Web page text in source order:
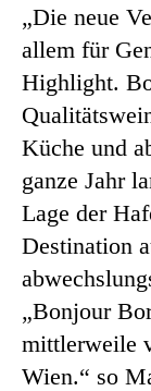
„Die neue
allem für
Highlight.
Küche und
ganze Jahr
Lage der
Destination
„Bonjour
mittlerweile
Wien.“ so